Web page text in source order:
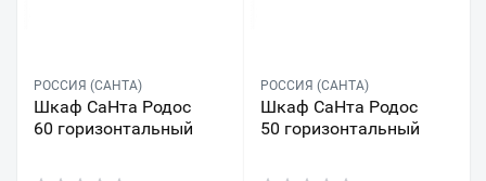
РОССИЯ (САНТА)
Шкаф СаНта Родос
60 горизонтальный
РОССИЯ (САНТА)
Шкаф СаНта Родос
50 горизонтальный